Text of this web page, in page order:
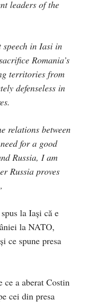
leaders of the
in Iasi in
Romania’s
territories from
defenseless in
relations between
for a good
Russia, I am
Russia proves
la Iași că e
la NATO,
ce spune presa
ce a aberat Costin
cei din presa